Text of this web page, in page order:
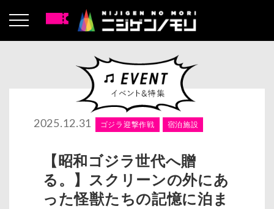
2025.12.31 ゴジラ迎撃作戦 宿泊施設
【昭和ゴジラ世代へ贈
る。】スクリーンの外にあ
った怪獣たちの記憶に泊ま